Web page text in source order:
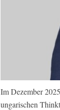
Im Dezember
ungarischen